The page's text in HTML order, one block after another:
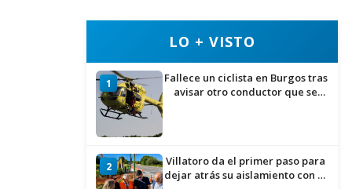
LO + VISTO
1
Fallece un ciclista en Burgos tras
avisar otro conductor que se
2
Villatoro da el primer paso para
dejar atrás su aislamiento con el